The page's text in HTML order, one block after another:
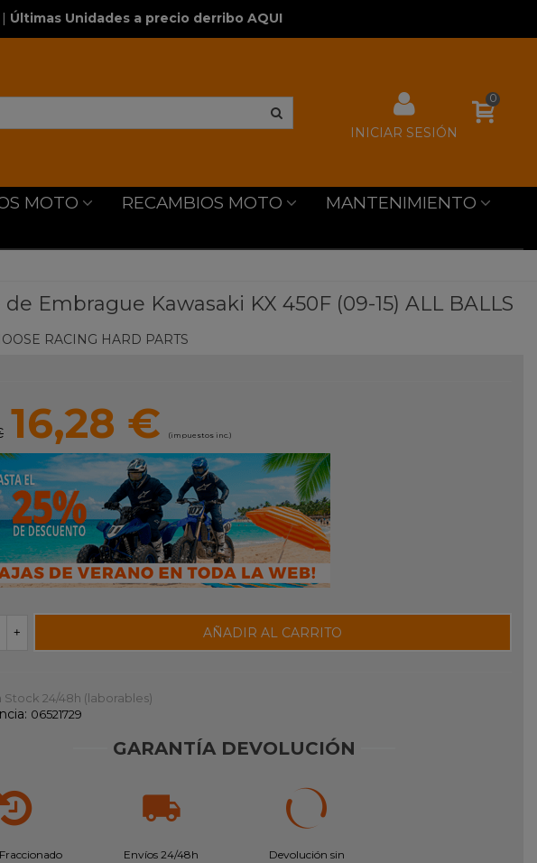
| Últimas Unidades a precio derribo AQUI
INICIAR SESIÓN
0
MOTO RECAMBIOS MOTO
MANTENIMIENTO
de Embrague Kawasaki KX 450F (09-15) ALL BALLS
RACING HARD PARTS
16,28 € (impuestos inc.)
+ AÑADIR AL CARRITO
Stock 24/48h (laborables)
06521729
GARANTÍA DEVOLUCIÓN
Envíos 24/48h
Devolución sin